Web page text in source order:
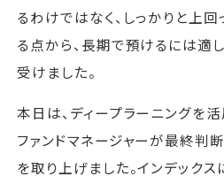
るわけではなく、しっかりと上
る点から、長期で預けるには適
受けました。
本日は、ディープラーニングを
ファンドマネージャーが最終判
を取り上げました。インデック